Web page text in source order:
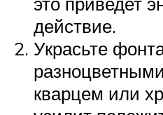
действие.
Украсьте
кварцем или